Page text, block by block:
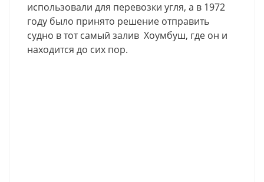
использовали для перевозки угля, а в 1972
году было принято решение отправить
судно в тот самый залив Хоумбуш, где он и
находится до сих пор.